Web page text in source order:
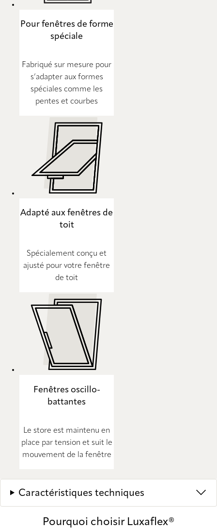
Pour fenêtres de forme
spéciale
Fabriqué sur mesure pour
s’adapter aux formes
spéciales comme les
pentes et courbes
Adapté aux fenêtres de
toit
Spécialement conçu et
ajusté pour votre fenêtre
de toit
Fenêtres oscillo-
battantes
Le store est maintenu en
place par tension et suit le
mouvement de la fenêtre
Caractéristiques techniques
Pourquoi choisir Luxaflex®